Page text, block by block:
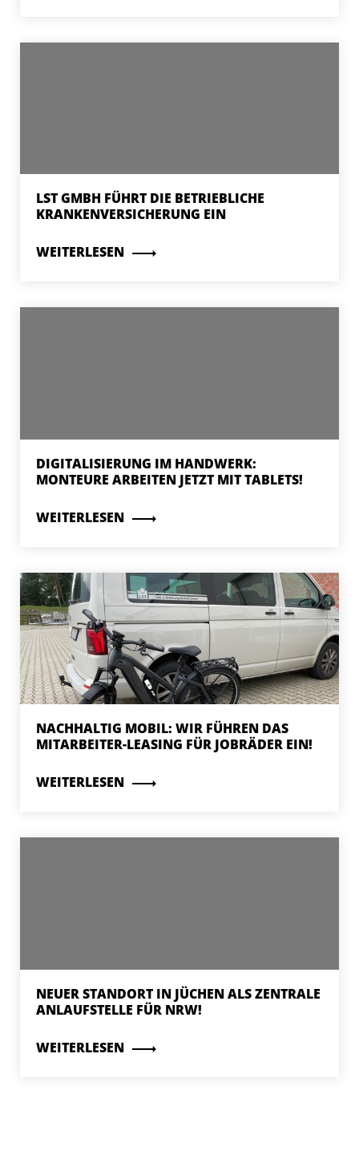
LST GMBH FÜHRT DIE BETRIEBLICHE
KRANKENVERSICHERUNG EIN
WEITERLESEN
DIGITALISIERUNG IM HANDWERK:
MONTEURE ARBEITEN JETZT MIT TABLETS!
WEITERLESEN
NACHHALTIG MOBIL: WIR FÜHREN DAS
MITARBEITER-LEASING FÜR JOBRÄDER EIN!
WEITERLESEN
NEUER STANDORT IN JÜCHEN ALS ZENTRALE
ANLAUFSTELLE FÜR NRW!
WEITERLESEN